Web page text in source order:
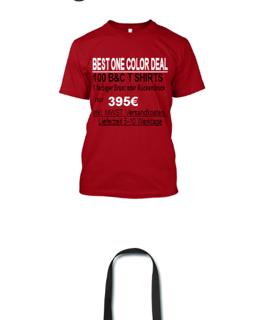
Akbash Hunde T-Shirts Kaufen selber gestalten und
Akbash Hunde T-Shirts Kaufen selber gestalten und
American Bulldog T Shirts Kaufen – Motive selber
gestalten und bedrucken
Arbeitshosen günstig bedrucken
Arbeitskleidung bedrucken Ankum – Firmenlogo
Arbeitskleidung bedrucken Aurich – Firmenlogo